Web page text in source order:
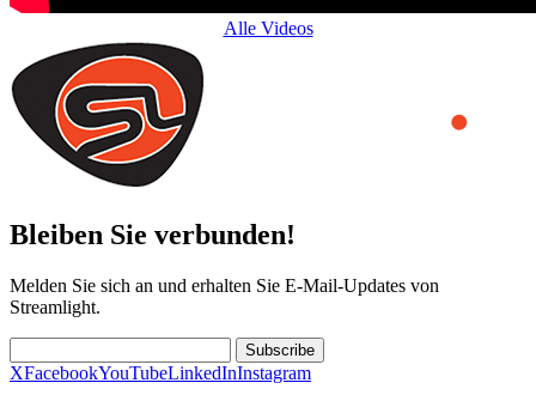
Alle Videos
Bleiben Sie verbunden!
Melden Sie sich an und erhalten Sie E-Mail-Updates von
Streamlight.
Subscribe
XFacebookYouTubeLinkedInInstagram